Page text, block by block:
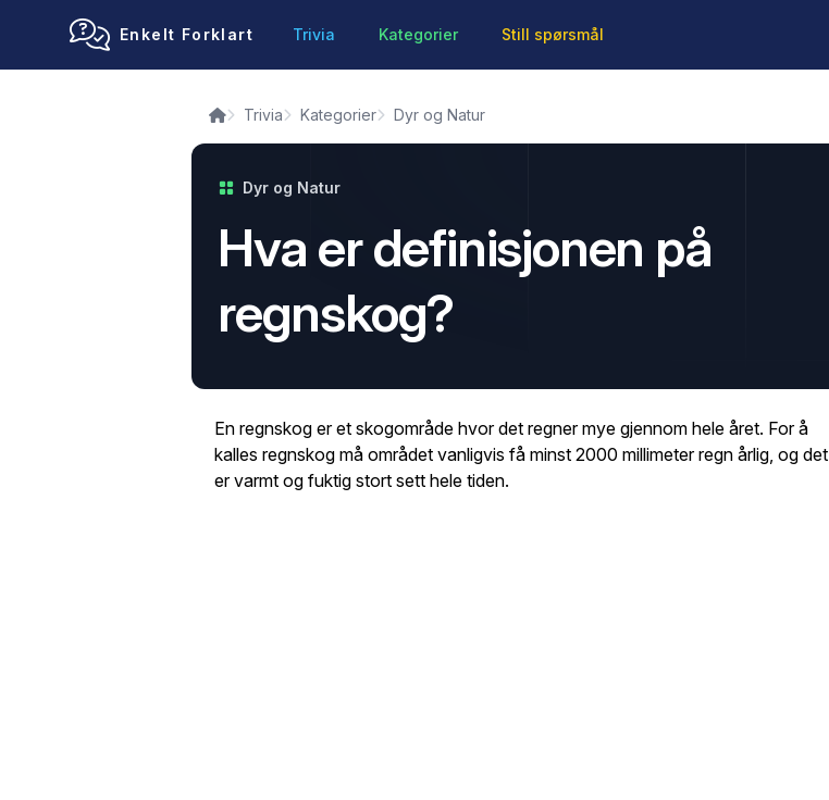
Enkelt Forklart Trivia Kategorier Still spørsmål
Trivia Kategorier Dyr og Natur
Dyr og Natur
Hva er definisjonen på
regnskog?
En regnskog er et skogområde hvor det regner mye gjennom hele året. For å
kalles regnskog må området vanligvis få minst 2000 millimeter regn årlig, og det
er varmt og fuktig stort sett hele tiden.